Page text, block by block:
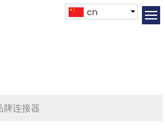
cn
牌连接器